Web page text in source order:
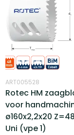
ART005528
Rotec HM
voor
ø160x2,2x20
Uni (vpe 1)